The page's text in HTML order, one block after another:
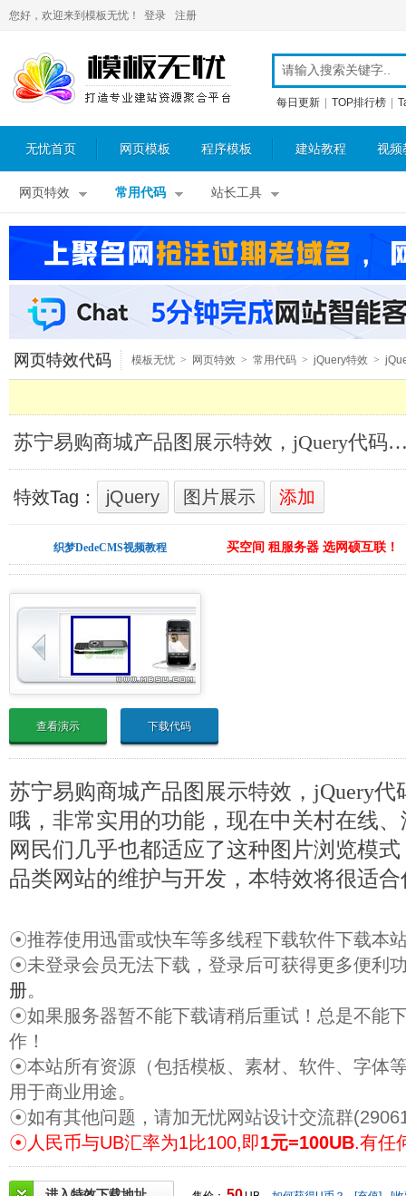
您好，欢迎来到模板无忧！ 登录 注册
每日更新 TOP排行榜
无忧首页 网页模板 程序模板 建站教程 视频
网页特效 常用代码 站长工具
网页特效代码 模板无忧 > 网页特效 > 常用代码 > jQuery特效 >
图片特效 > jQuery广告效果 >
苏宁易购商城产品图展示特效，jQuery代码
特效Tag： jQuery 图片展示 添加
织梦DedeCMS视频教程 买空间 租服务器 选网硕互联！
查看演示 下载代码
苏宁易购商城产品图展示特效，jQuery代
哦，非常实用的功能，现在中关村在线
网民们几乎也都适应了这种图片浏览模
品类网站的维护与开发，本特效将很适
☉推荐使用迅雷或快车等多线程下载软件下载本
☉未登录会员无法下载，登录后可获得更多便利
册。
☉如果服务器暂不能下载请稍后重试！总是不能
作！
☉本站所有资源（包括模板、素材、软件、字体
用于商业用途。
☉如有其他问题，请加无忧网站设计交流群
☉人民币与UB汇率为1比100,即1元=100UB.有任